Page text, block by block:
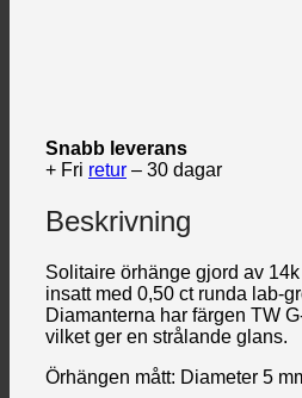
Snabb leverans
+ Fri retur – 30 dagar
Beskrivning
Solitaire örhänge gjord av
insatt med 0,50 ct runda lab-
Diamanterna har färgen TW
vilket ger en strålande glans.
Örhängen mått: Diameter 5